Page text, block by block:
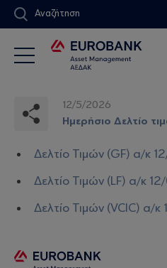
Αναζήτηση
12/5/2026
Ημερήσιο Δελτίο
Δελτίο Τιμών (GF) α/κ
Δελτίο Τιμών (LF) α/κ
Δελτίο Τιμών (VCIC) α/